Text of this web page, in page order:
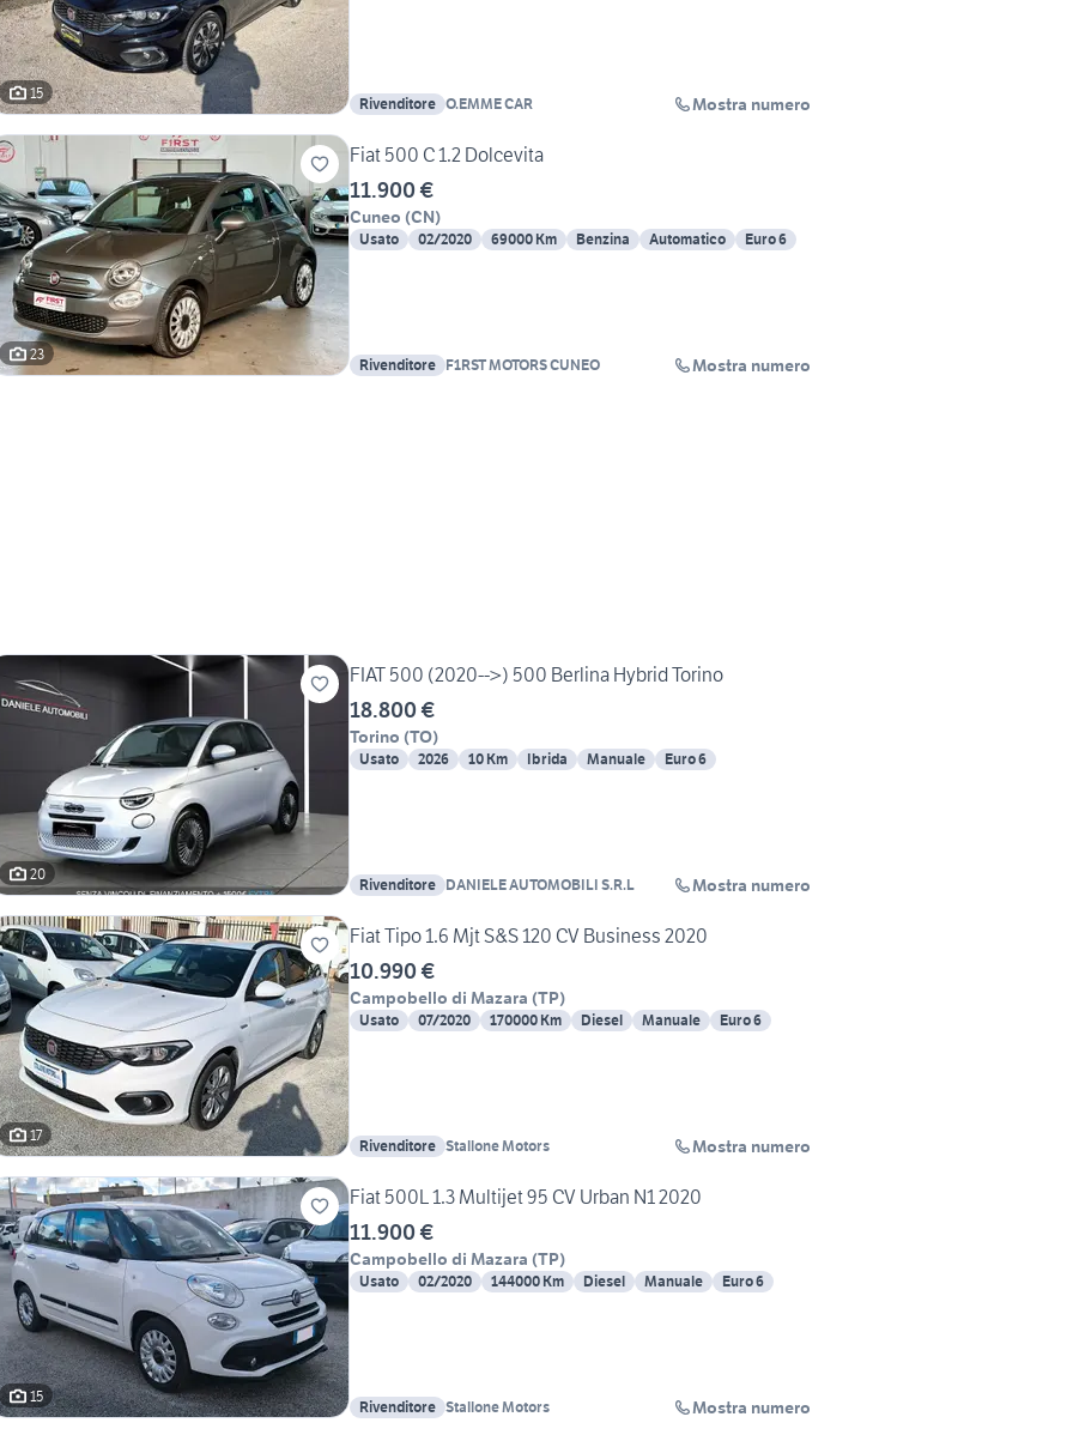
15
Rivenditore O.EMME CAR Mostra numero
23
Fiat 500 C 1.2 Dolcevita
11.900 €
Cuneo (CN)
Usato 02/2020 69000 Km Benzina Automatico Euro 6
Rivenditore F1RST MOTORS CUNEO Mostra numero
20
FIAT 500 (2020-->) 500 Berlina Hybrid Torino
18.800 €
Torino (TO)
Usato 2026 10 Km Ibrida Manuale Euro 6
Rivenditore DANIELE AUTOMOBILI S.R.L Mostra numero
17
Fiat Tipo 1.6 Mjt S&S 120 CV Business 2020
10.990 €
Campobello di Mazara (TP)
Usato 07/2020 170000 Km Diesel Manuale Euro 6
Rivenditore Stallone Motors Mostra numero
15
Fiat 500L 1.3 Multijet 95 CV Urban N1 2020
11.900 €
Campobello di Mazara (TP)
Usato 02/2020 144000 Km Diesel Manuale Euro 6
Rivenditore Stallone Motors Mostra numero